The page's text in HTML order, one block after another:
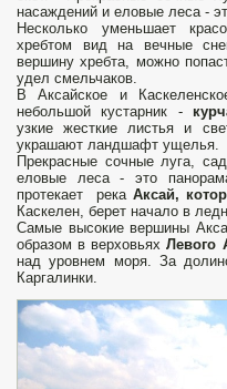
насаждений и еловые леса -
Несколько уменьшает
хребтом вид на вечные
вершину хребта, можно
удел смельчаков.
В Аксайское и
небольшой кустарник -
узкие жесткие листья и
украшают ландшафт ущелья.
Прекрасные сочные луга,
еловые леса - это
протекает река Аксай,
Каскелен, берет начало в
Самые высокие вершины
образом в верховьяхЛевого
над уровнем моря. За
Каргалинки.